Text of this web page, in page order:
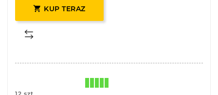
 KUP TERAZ